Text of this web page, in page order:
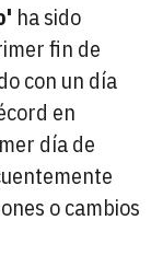
ha sido
fin de
con un día
en
día de
o cambios